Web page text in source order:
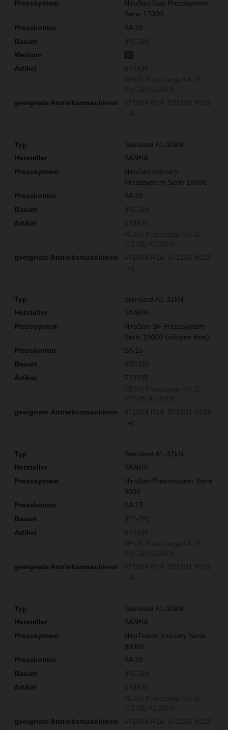
NiroSan Gas Presssystem
Serie 17000
SA 15
(PZ-2B)
570935
571004 R14
572101 R220
+6
Standard A1-32kN
SANHA
NiroSan Industry
Presssystem Serie 18000
SA 15
(PZ-2B)
570935
571004 R14
572101 R220
+6
Standard A1-32kN
SANHA
NiroSan SF Presssystem
Serie 19000 (silicone free)
SA 15
(PZ-2B)
570935
571004 R14
572101 R220
+6
Standard A1-32kN
SANHA
NiroSan-Presssystem Serie
9000
SA 15
(PZ-2B)
570935
571004 R14
572101 R220
+6
Standard A1-32kN
SANHA
NiroTherm Industry Serie
98000
SA 15
(PZ-2B)
570935
571004 R14
572101 R220